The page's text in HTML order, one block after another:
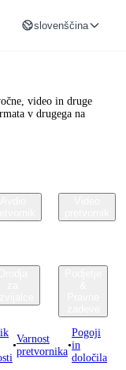
slovenščina
video in druge
v drugega na
•
Varnost
pretvornika
•
Pogoji
in
določila